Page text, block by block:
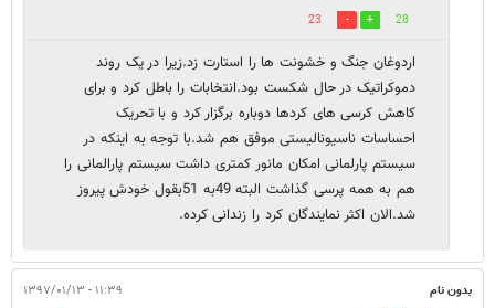
28
23
اردوغان جنگ و خشونت ها را استارت زد.زیرا در یک روند
دموکراتیک در حال شکست بود.انتخابات را باطل کرد و برای
کاهش کرسی های کردها دوباره برگزار کرد و با تحریک
احساسات ناسیونالیستی موفق هم شد.با توجه به اینکه در
سیستم پارلمانی امکان مانور کمتری داشت سیستم پارالمانی را
هم به همه پرسی گذاشت البته 49به 51بقول خودش پیروز
شد.الان اکثر نمایندگان کرد را زندانی کرده.
بدون نام ۱۱:۳۹ - ۱۳۹۷/۰۱/۱۳